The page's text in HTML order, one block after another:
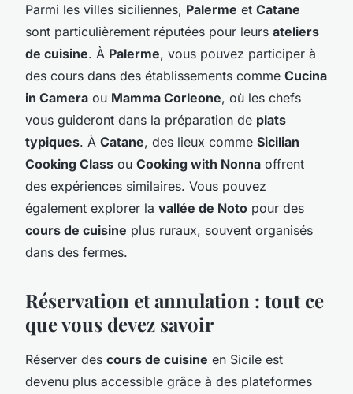
Parmi les villes siciliennes, Palerme et Catane
sont particulièrement réputées pour leurs ateliers
de cuisine. À Palerme, vous pouvez participer à
des cours dans des établissements comme Cucina
in Camera ou Mamma Corleone, où les chefs
vous guideront dans la préparation de plats
typiques. À Catane, des lieux comme Sicilian
Cooking Class ou Cooking with Nonna offrent
des expériences similaires. Vous pouvez
également explorer la vallée de Noto pour des
cours de cuisine plus ruraux, souvent organisés
dans des fermes.
Réservation et annulation : tout ce
que vous devez savoir
Réserver des cours de cuisine en Sicile est
devenu plus accessible grâce à des plateformes